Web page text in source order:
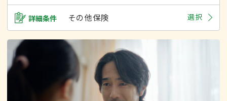
詳細条件 その他保険 選択